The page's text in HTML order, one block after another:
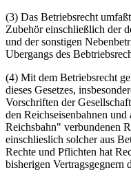
(3) Das Betriebsrecht
Zubehör einschließlich der
und der sonstigen
Ubergangs des
(4) Mit dem Betriebsrecht
dieses Gesetzes,
Vorschriften der
den Reichseisenbahnen
Reichsbahn" verbundenen
einschlieslich solcher aus
Rechte und Pflichten hat
bisherigen Vertragsgegnern